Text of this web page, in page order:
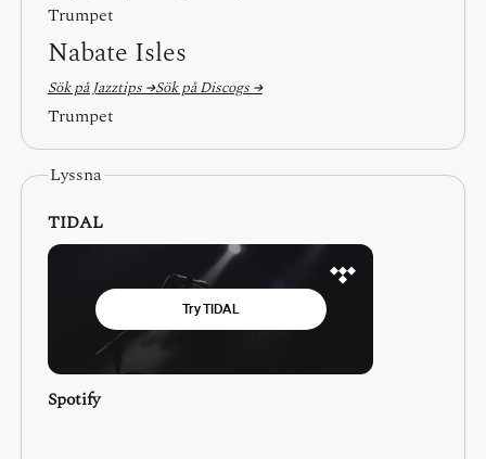
Trumpet
Nabate Isles
Sök på Jazztips →Sök på Discogs →
Trumpet
Lyssna
TIDAL
Spotify